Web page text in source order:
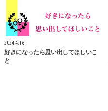
2024.4.16
好きになったら思い出してほしいこ
と